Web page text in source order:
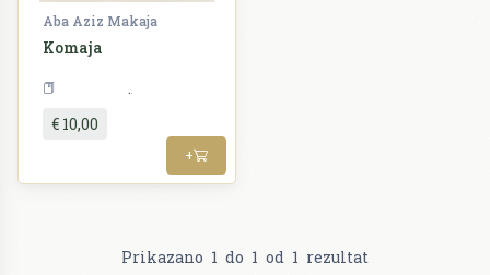
Aba Aziz Makaja
Komaja
€ 10,00
+
Prikazano 1 do 1 od 1 rezultat